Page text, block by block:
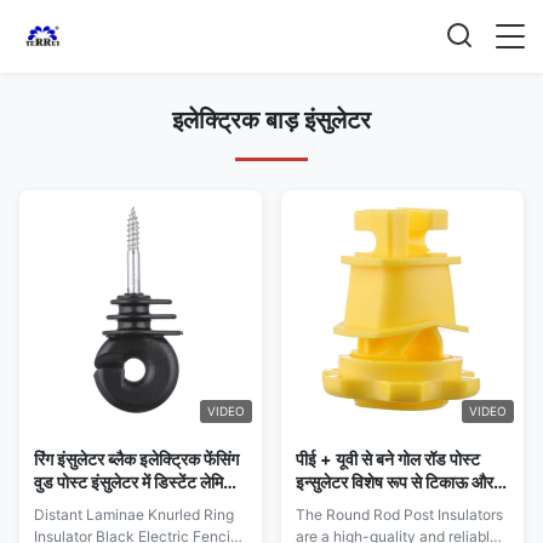
इलेक्ट्रिक बाड़ इंसुलेटर
VIDEO
रिंग इंसुलेटर ब्लैक इलेक्ट्रिक फेंसिंग
वुड पोस्ट इंसुलेटर में डिस्टेंट लेमिनाई
नूरल्ड स्क्रू
Distant Laminae Knurled Ring
Insulator Black Electric Fencing
VIDEO
पीई + यूवी से बने गोल रॉड पोस्ट
इन्सुलेटर विशेष रूप से टिकाऊ और
प्रभावी भेड़ बाड़ स्थापनाओं के लिए
डिज़ाइन किए गए
The Round Rod Post Insulators
are a high-quality and reliable